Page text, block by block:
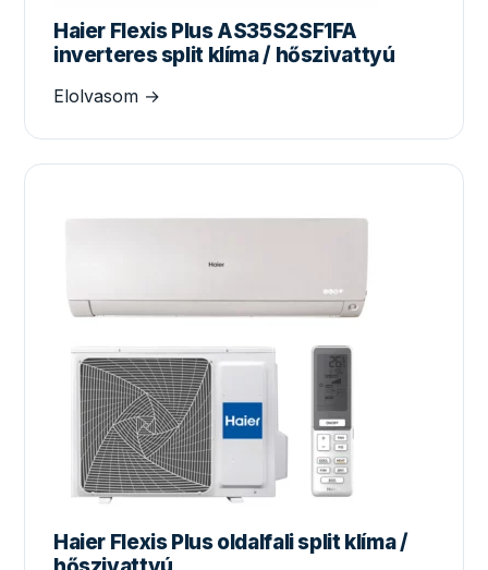
Haier Flexis Plus AS35S2SF1FA
inverteres split klíma / hőszivattyú
Elolvasom →
Haier Flexis Plus oldalfali split klíma /